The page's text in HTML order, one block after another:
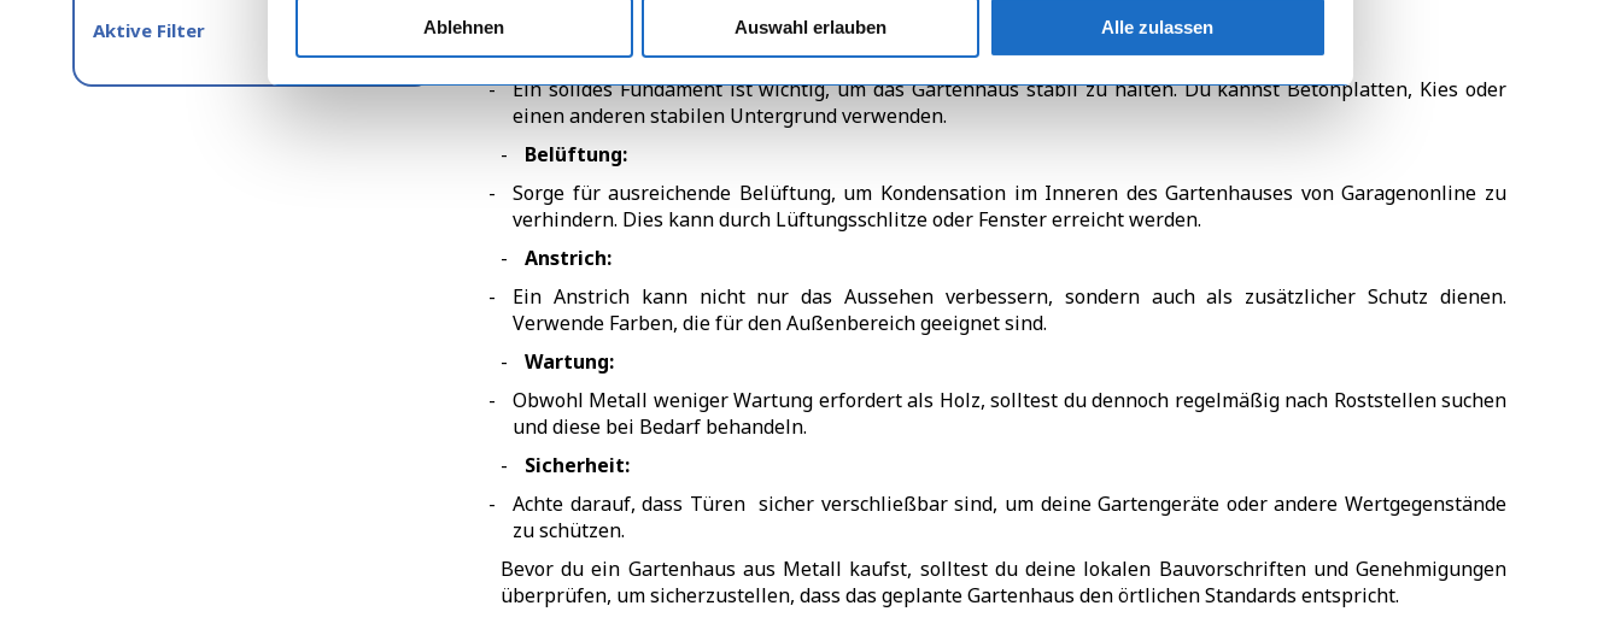
Ablehnen Auswahl erlauben Alle zulassen
Aktive Filter
Fundament:
Ein solides Fundament ist wichtig, um das Gartenhaus stabil zu halten. Du kannst Betonplatten, Kies oder
einen anderen stabilen Untergrund verwenden.
Belüftung:
Sorge für ausreichende Belüftung, um Kondensation im Inneren des Gartenhauses von Garagenonline zu
verhindern. Dies kann durch Lüftungsschlitze oder Fenster erreicht werden.
Anstrich:
Ein Anstrich kann nicht nur das Aussehen verbessern, sondern auch als zusätzlicher Schutz dienen.
Verwende Farben, die für den Außenbereich geeignet sind.
Wartung:
Obwohl Metall weniger Wartung erfordert als Holz, solltest du dennoch regelmäßig nach Roststellen suchen
und diese bei Bedarf behandeln.
Sicherheit:
Achte darauf, dass Türen sicher verschließbar sind, um deine Gartengeräte oder andere Wertgegenstände
zu schützen.
Bevor du ein Gartenhaus aus Metall kaufst, solltest du deine lokalen Bauvorschriften und Genehmigungen
überprüfen, um sicherzustellen, dass das geplante Gartenhaus den örtlichen Standards entspricht.